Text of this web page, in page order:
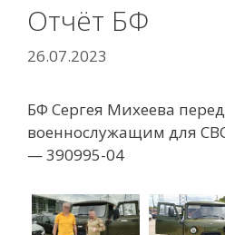
Отчёт БФ
26.07.2023
БФ Сергея Михеева
военнослужащим для
— 390995-04